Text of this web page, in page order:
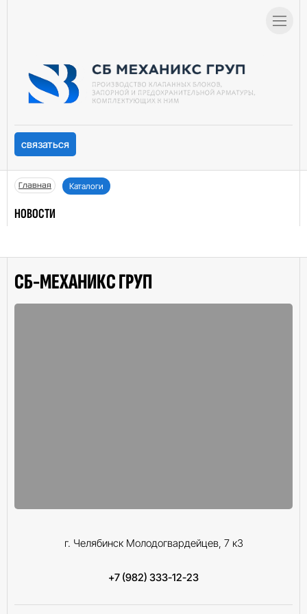
связаться
Главная Каталоги
НОВОСТИ
СБ-МЕХАНИКС ГРУП
г. Челябинск Молодогвардейцев, 7 к3
+7 (982) 333-12-23